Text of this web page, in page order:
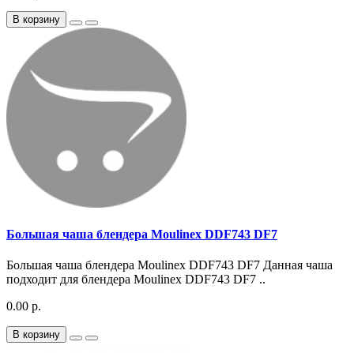
В корзину
Большая чаша блендера Moulinex DDF743 DF7
Большая чаша блендера Moulinex DDF743 DF7 Данная чаша
подходит для блендера Moulinex DDF743 DF7 ..
0.00 р.
В корзину